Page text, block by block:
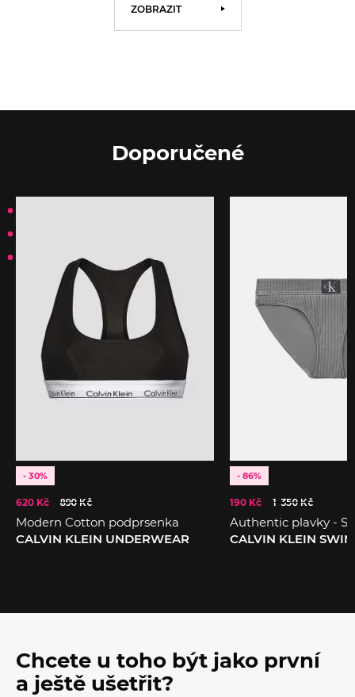
ZOBRAZIT
Doporučené
- 30%
620 Kč 890 Kč
Modern Cotton podprsenka
CALVIN KLEIN UNDERWEAR
- 86%
190 Kč 1 350 Kč
Authentic plavky -
CALVIN KLEIN
Chcete u toho být jako první
a ještě ušetřit?